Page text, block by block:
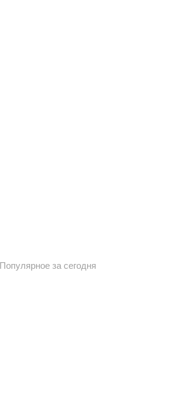
Популярное за сегодня